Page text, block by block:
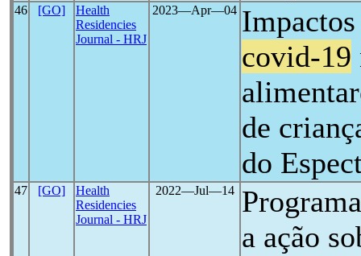
46 [GO]
Health
Residencies
Journal - HRJ
2023―Apr―04
covid-19
de
do
47 [GO]
Health
Residencies
Journal - HRJ
2022―Jul―14
a ação